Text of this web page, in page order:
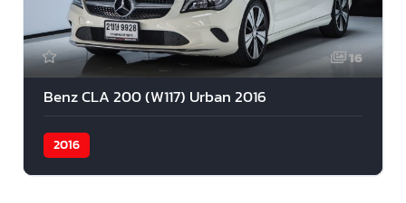
16
Benz CLA 200 (W117) Urban 2016
2016